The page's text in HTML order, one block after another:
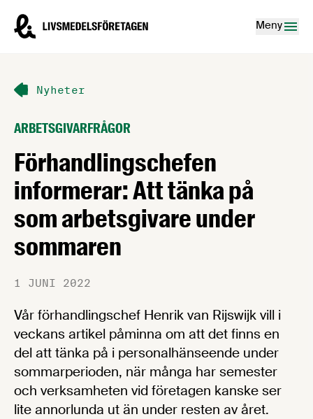
Livsmedelsföretagen – till startsidan
Meny
Nyheter
ARBETSGIVARFRÅGOR
Förhandlingschefen
informerar: Att tänka på
som arbetsgivare under
sommaren
1 JUNI 2022
Vår förhandlingschef Henrik van Rijswijk vill i
veckans artikel påminna om att det finns en
del att tänka på i personalhänseende under
sommarperioden, när många har semester
och verksamheten vid företagen kanske ser
lite annorlunda ut än under resten av året.